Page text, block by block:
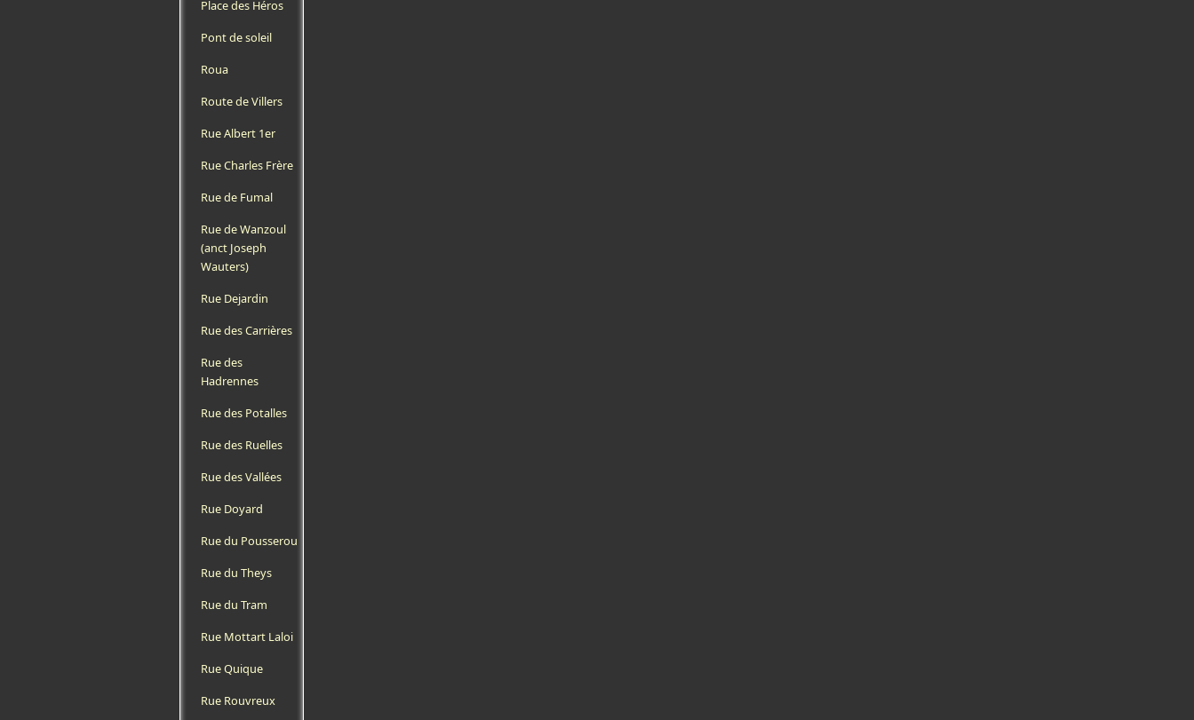
Place des Héros
Pont de soleil
Roua
Route de Villers
Rue Albert 1er
Rue Charles Frère
Rue de Fumal
Rue de Wanzoul
(anct Joseph
Wauters)
Rue Dejardin
Rue des Carrières
Rue des
Hadrennes
Rue des Potalles
Rue des Ruelles
Rue des Vallées
Rue Doyard
Rue du Pousserou
Rue du Theys
Rue du Tram
Rue Mottart Laloi
Rue Quique
Rue Rouvreux